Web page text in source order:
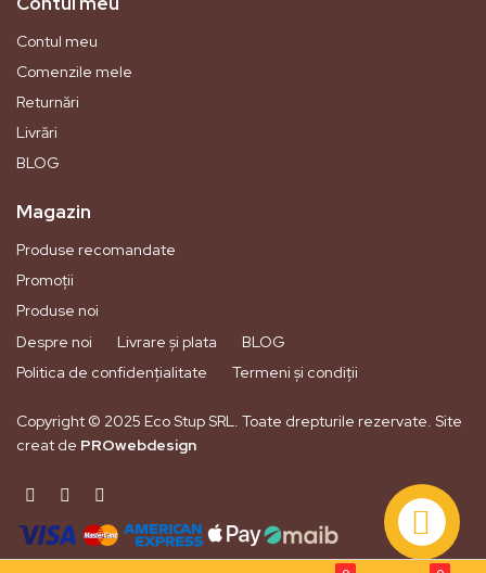
Contul meu
Comenzile mele
Returnări
Livrări
BLOG
Magazin
Produse recomandate
Promoții
Produse noi
Despre noi
Livrare și plata
BLOG
Politica de confidențialitate
Termeni și condiții
Copyright © 2025 Eco Stup SRL. Toate drepturile rezervate. Site
creat de PROwebdesign